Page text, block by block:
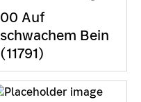
00 Auf
schwachem Bein
(11791)